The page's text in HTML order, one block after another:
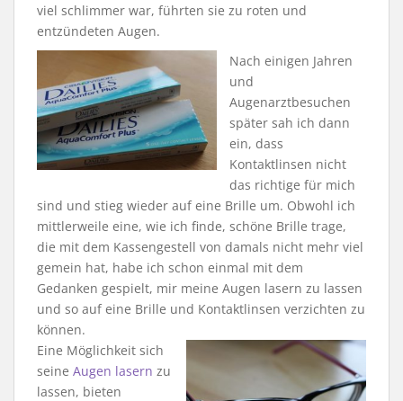
viel schlimmer war, führten sie zu roten und
entzündeten Augen.
Nach einigen Jahren
und
Augenarztbesuchen
später sah ich dann
ein, dass
Kontaktlinsen nicht
das richtige für mich
sind und stieg wieder auf eine Brille um. Obwohl ich
mittlerweile eine, wie ich finde, schöne Brille trage,
die mit dem Kassengestell von damals nicht mehr viel
gemein hat, habe ich schon einmal mit dem
Gedanken gespielt, mir meine Augen lasern zu lassen
und so auf eine Brille und Kontaktlinsen verzichten zu
können.
Eine Möglichkeit sich
seine Augen lasern zu
lassen, bieten